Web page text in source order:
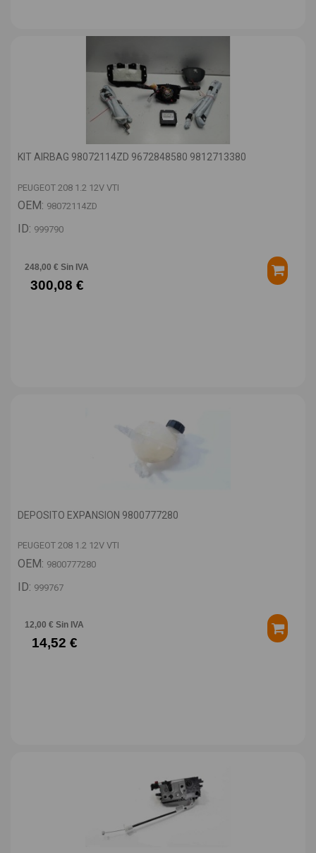
KIT AIRBAG 98072114ZD 9672848580 9812713380
PEUGEOT 208 1.2 12V VTI
OEM: 98072114ZD
ID: 999790
248,00 € Sin IVA
300,08 €
DEPOSITO EXPANSION 9800777280
PEUGEOT 208 1.2 12V VTI
OEM: 9800777280
ID: 999767
12,00 € Sin IVA
14,52 €